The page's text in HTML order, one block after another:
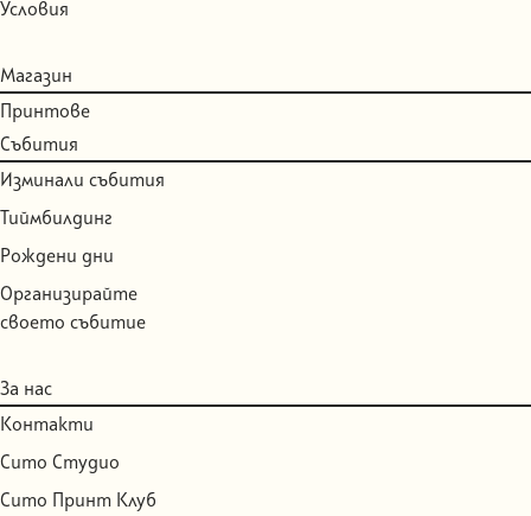
Условия
Магазин
Принтове
Събития
Изминали събития
Тиймбилдинг
Рождени дни
Организирайте
своето събитие
За нас
Контакти
Сито Студио
Сито Принт Клуб